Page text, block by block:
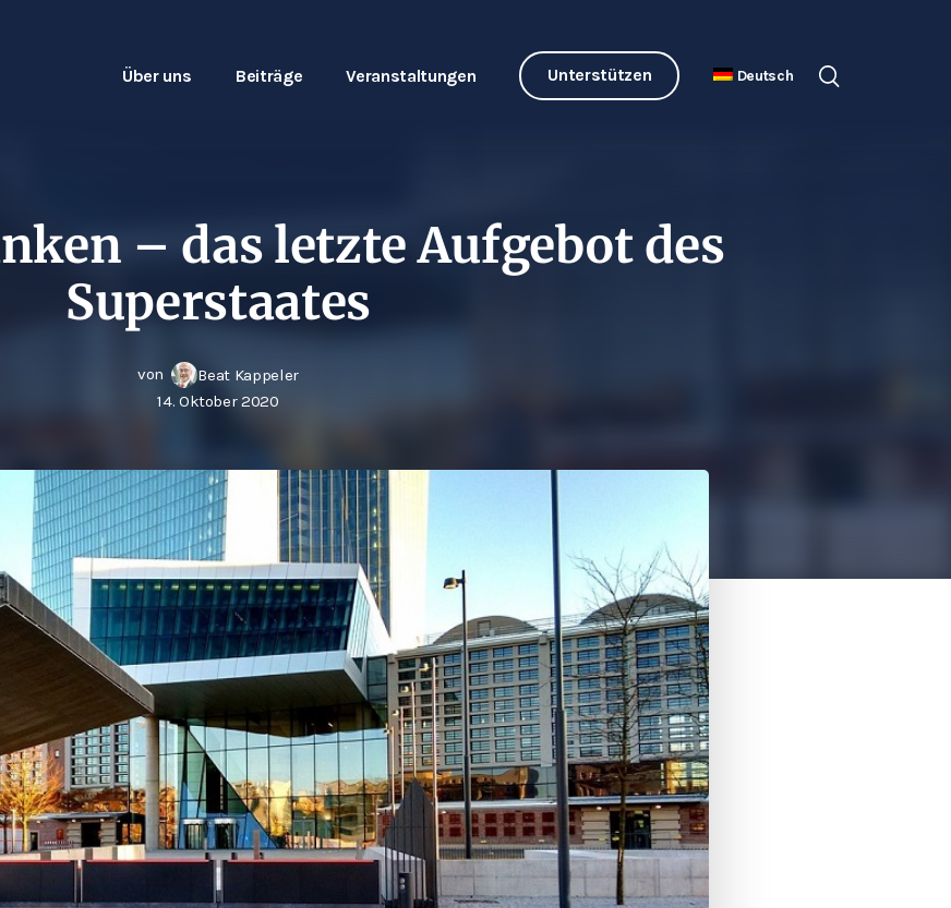
Über uns Beiträge Veranstaltungen Unterstützen Deutsch
– das letzte Aufgebot des
Superstaates
von
Beat Kappeler
14. Oktober 2020